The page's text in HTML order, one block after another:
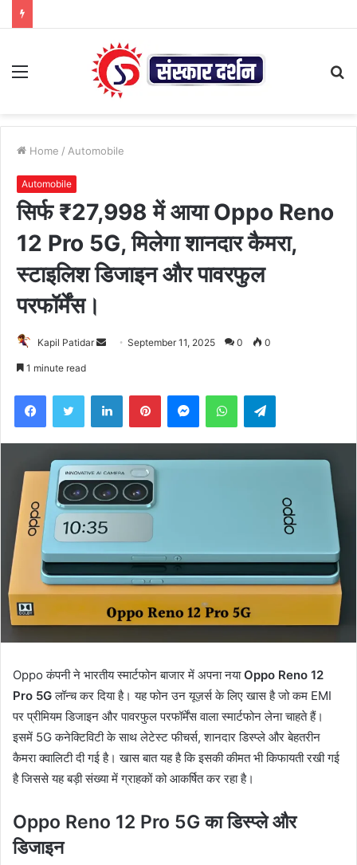
Menu
Home / Automobile
Automobile
सिर्फ ₹27,998 में आया Oppo Reno
12 Pro 5G, मिलेगा शानदार कैमरा,
स्टाइलिश डिजाइन और पावरफुल
परफॉर्मेंस।
Kapil Patidar
Send September 11, 2025 0 0
1 minute read
FacebookTwitter LinkedInPinterestMessengerWhatsAppTelegram
Oppo कंपनी ने भारतीय स्मार्टफोन बाजार में अपना नयाOppo Reno 12
Pro 5Gलॉन्च कर दिया है। यह फोन उन यूज़र्स के लिए खास है जो कम EMI
पर प्रीमियम डिजाइन और पावरफुल परफॉर्मेंस वाला स्मार्टफोन लेना चाहते हैं।
इसमें 5G कनेक्टिविटी के साथ लेटेस्ट फीचर्स, शानदार डिस्प्ले और बेहतरीन
कैमरा क्वालिटी दी गई है। खास बात यह है कि इसकी कीमत भी किफायती रखी गई
है जिससे यह बड़ी संख्या में ग्राहकों को आकर्षित कर रहा है।
Oppo Reno 12 Pro 5G का डिस्प्ले और
डिजाइन